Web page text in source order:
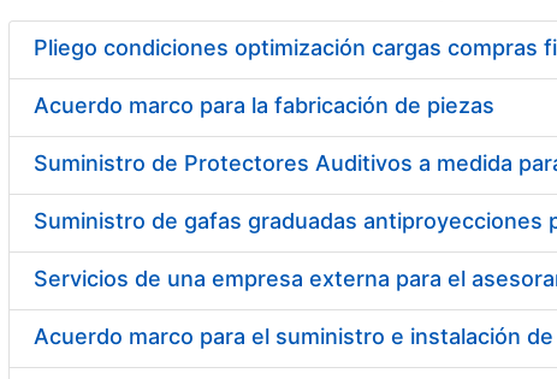
Erakutsi/Ezkutatu
Erakutsi/Ezkutatu
Pliego condiciones optimización cargas compras
Acuerdo marco para la fabricación de piezas
Acuerdo marco para el suministro e instalación